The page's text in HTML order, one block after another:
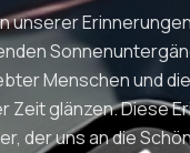
unserer
Menschen und
Zeit glänzen. Diese
der uns an die